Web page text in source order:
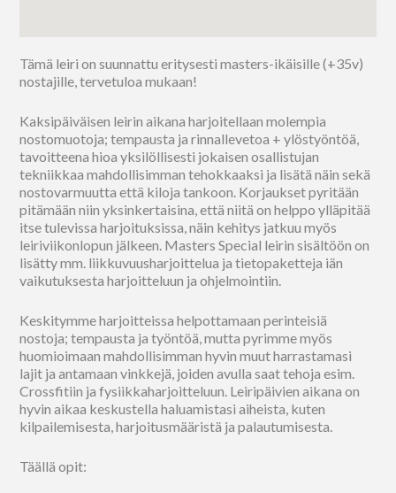
Tämä leiri on suunnattu eritysesti masters-ikäisille (+35v)
nostajille, tervetuloa mukaan!
Kaksipäiväisen leirin aikana harjoitellaan molempia
nostomuotoja; tempausta ja rinnallevetoa + ylöstyöntöä,
tavoitteena hioa yksilöllisesti jokaisen osallistujan
tekniikkaa mahdollisimman tehokkaaksi ja lisätä näin sekä
nostovarmuutta että kiloja tankoon. Korjaukset pyritään
pitämään niin yksinkertaisina, että niitä on helppo ylläpitää
itse tulevissa harjoituksissa, näin kehitys jatkuu myös
leiriviikonlopun jälkeen. Masters Special leirin sisältöön on
lisätty mm. liikkuvuusharjoittelua ja tietopaketteja iän
vaikutuksesta harjoitteluun ja ohjelmointiin.
Keskitymme harjoitteissa helpottamaan perinteisiä
nostoja; tempausta ja työntöä, mutta pyrimme myös
huomioimaan mahdollisimman hyvin muut harrastamasi
lajit ja antamaan vinkkejä, joiden avulla saat tehoja esim.
Crossfitiin ja fysiikkaharjoitteluun. Leiripäivien aikana on
hyvin aikaa keskustella haluamistasi aiheista, kuten
kilpailemisesta, harjoitusmääristä ja palautumisesta.
Täällä opit: